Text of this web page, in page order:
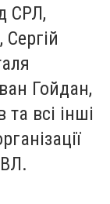
СРЛ,
Гойдан,
всі інші